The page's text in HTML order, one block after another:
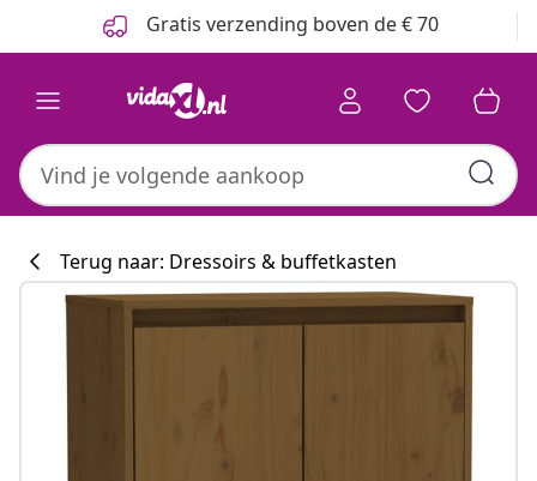
Gratis verzending boven de € 70
Terug naar: Dressoirs & buffetkasten